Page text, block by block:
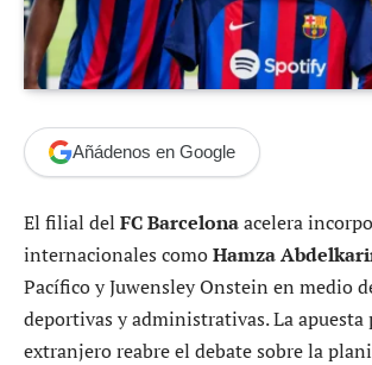
Añádenos en Google
El filial del FC Barcelonaacelera
internacionales comoHamza
Pacífico y Juwensley Onstein en medio
deportivas y administrativas. La
extranjero reabre el debate sobre la